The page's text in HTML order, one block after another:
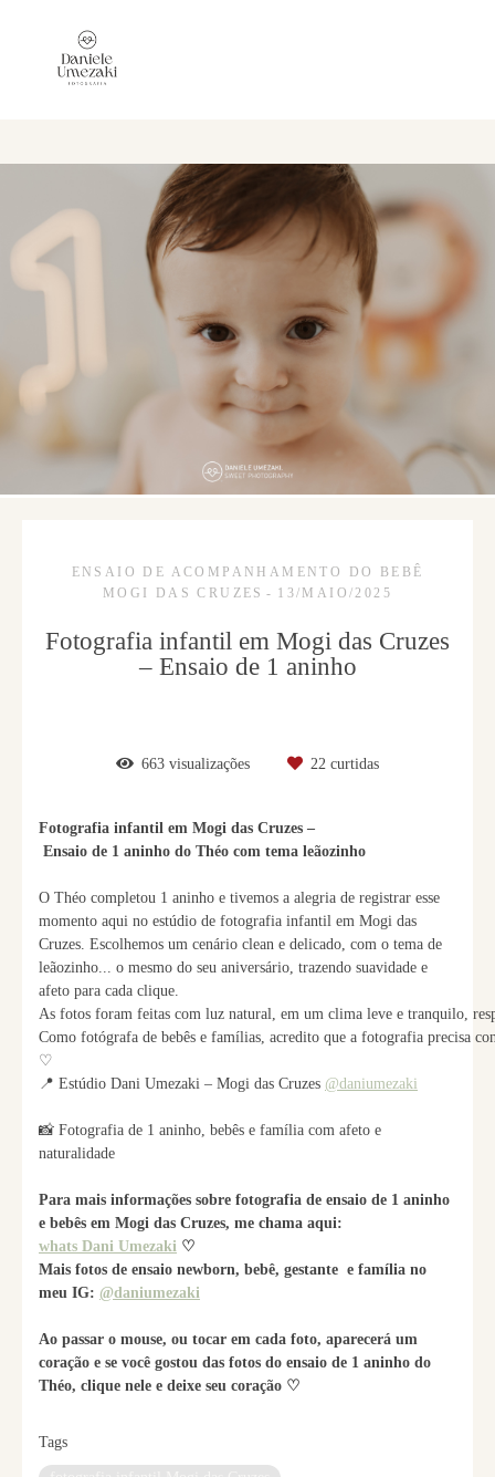
ENSAIO DE ACOMPANHAMENTO DO BEBÊ
MOGI DAS CRUZES
13/MAIO/2025
Fotografia infantil em Mogi das Cruzes
– Ensaio de 1 aninho
663 visualizações 22 curtidas
Fotografia infantil em Mogi das Cruzes –
Ensaio de 1 aninho do Théo com tema leãozinho
O Théo completou 1 aninho e tivemos a alegria de registrar esse
momento aqui no estúdio de fotografia infantil em Mogi das
Cruzes. Escolhemos um cenário clean e delicado, com o tema de
leãozinho... o mesmo do seu aniversário, trazendo suavidade e
afeto para cada clique.
As fotos foram feitas com luz natural, em um clima leve e tranquilo,
Como fotógrafa de bebês e famílias, acredito que a fotografia precisa
♡
📍 Estúdio Dani Umezaki – Mogi das Cruzes @daniumezaki
📸 Fotografia de 1 aninho, bebês e família com afeto e
naturalidade
Para mais informações sobre fotografia de ensaio de 1 aninho
e bebês em Mogi das Cruzes, me chama aqui:
whats Dani Umezaki ♡
Mais fotos de ensaio newborn, bebê, gestante e família no
meu IG: @daniumezaki
Ao passar o mouse, ou tocar em cada foto, aparecerá um
coração e se você gostou das fotos do ensaio de 1 aninho do
Théo, clique nele e deixe seu coração ♡
Tags